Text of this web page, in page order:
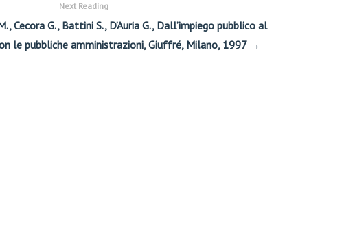
Next Reading
Cecora G., Battini S., D’Auria G., Dall’impiego pubblico al
le pubbliche amministrazioni, Giuffré, Milano, 1997 →